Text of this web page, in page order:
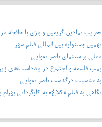
تخریب نمادین گریفین و بازی با حافظه
نهمین جشنواره بین المللی فیلم شهر
تاملی بر سینمای ناصر تقوایی
بمب فلسفه و اجتماع در یادداشت‌های
به مناسبت درگذشت ناصر تقوایی
نگاهی به فیلم «کلاغ» به کارگردانی